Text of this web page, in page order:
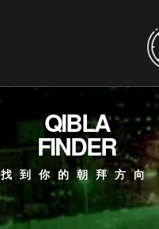
QIBLA
FINDER
找到你的朝拜方向